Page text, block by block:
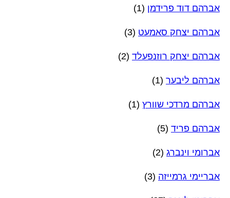
אברהם דוד פרידמן (1)
אברהם יצחק סאמעט (3)
אברהם יצחק רוזנפעלד (2)
אברהם ליבער (1)
אברהם מרדכי שוורץ (1)
אברהם פריד (5)
אברומי וינברג (2)
אבריימי גרמייזה (3)